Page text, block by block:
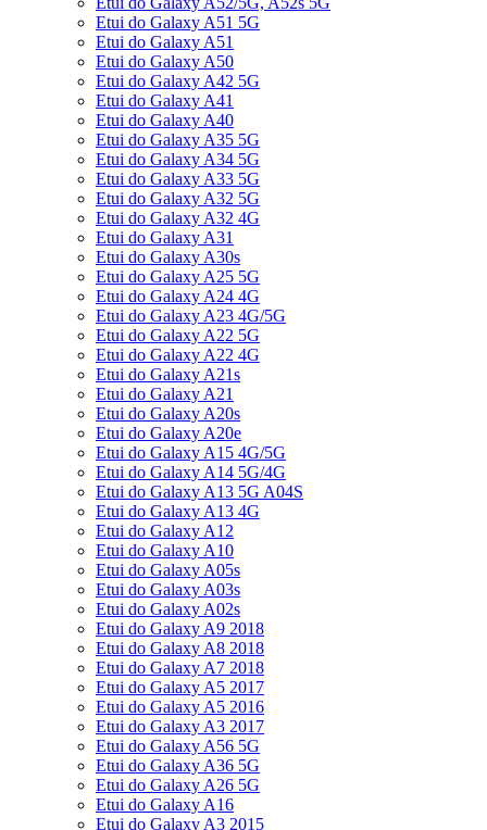
Etui do Galaxy A51 5G
Etui do Galaxy A51
Etui do Galaxy A50
Etui do Galaxy A42 5G
Etui do Galaxy A41
Etui do Galaxy A40
Etui do Galaxy A35 5G
Etui do Galaxy A34 5G
Etui do Galaxy A33 5G
Etui do Galaxy A32 5G
Etui do Galaxy A32 4G
Etui do Galaxy A31
Etui do Galaxy A30s
Etui do Galaxy A25 5G
Etui do Galaxy A24 4G
Etui do Galaxy A23 4G/5G
Etui do Galaxy A22 5G
Etui do Galaxy A22 4G
Etui do Galaxy A21s
Etui do Galaxy A21
Etui do Galaxy A20s
Etui do Galaxy A20e
Etui do Galaxy A15 4G/5G
Etui do Galaxy A14 5G/4G
Etui do Galaxy A13 5G A04S
Etui do Galaxy A13 4G
Etui do Galaxy A12
Etui do Galaxy A10
Etui do Galaxy A05s
Etui do Galaxy A03s
Etui do Galaxy A02s
Etui do Galaxy A9 2018
Etui do Galaxy A8 2018
Etui do Galaxy A7 2018
Etui do Galaxy A5 2017
Etui do Galaxy A5 2016
Etui do Galaxy A3 2017
Etui do Galaxy A56 5G
Etui do Galaxy A36 5G
Etui do Galaxy A26 5G
Etui do Galaxy A16
Etui do Galaxy A3 2015